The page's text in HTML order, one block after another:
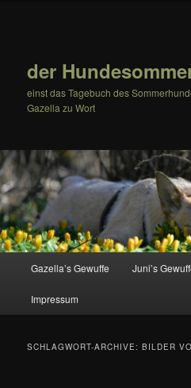
der
einst das Tagebuch des
Gazella zu Wort
Gazella’s Gewuffe Juni’s
Impressum
SCHLAGWORT-ARCHIVE:BILDER